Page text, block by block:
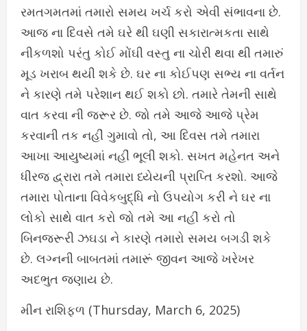
રમતગમતમાં તમારો સમય ખર્ચ કરો એવી સંભાવના છે.
આજ ના દિવસે તમે ઘરે થી ઘણી સકારાત્મકતા સાથે
નીકળશો પરંતુ કોઈ મોંઘી વસ્તુ ના ચોરી થવા થી તમારું
મૂડ ખરાબ થયી શકે છે. ઘર ના કોઈપણ સભ્ય ના વર્તન
ને કારણે તમે પરેશાન થઈ શકો છો. તમારે તેમની સાથે
વાત કરવા ની જરૂર છે. જો તમે આજે આજે પ્રેમ
કરવાની તક નહીં ગુમાવો તો, આ દિવસ તમે તમારા
આખા આયુષ્યમાં નહીં ભૂલી શકો. સખત મહેનત અને
ધીરજ દ્વ્રારા તમે તમારા ધ્યેયની પ્રાપ્તિ કરશો. આજે
તમારા પોતાના વિવેકબુદ્ધિ નો ઉપયોગ કરી ને ઘર ના
લોકો સાથે વાત કરો જો તમે આ નહીં કરો તો
બિનજરૂરી ઝઘડા ને કારણે તમારો સમય બગડી શકે
છે. લગ્નની બાબતમાં તમારૂં જીવન આજે ખરેખર
અદભુત જણાય છે.
મીન રાશિફળ (Thursday, March 6, 2025)